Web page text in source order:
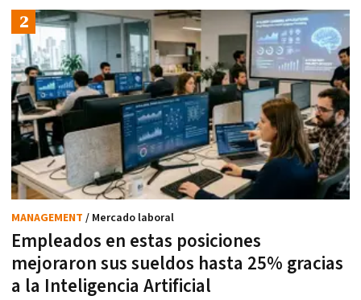
Empleados en estas posiciones
mejoraron sus sueldos hasta 25% gracias
a la Inteligencia Artificial
MANAGEMENT / Mercado laboral